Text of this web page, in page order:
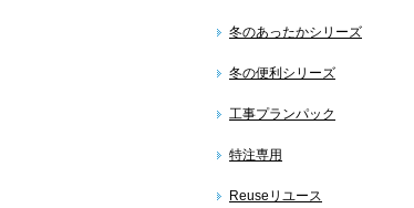
冬のあったかシリーズ
冬の便利シリーズ
工事プランパック
特注専用
Reuseリユース